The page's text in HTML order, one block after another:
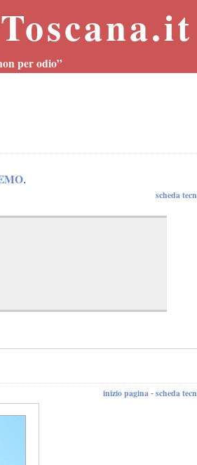
per odio”
.
scheda
inizio pagina - scheda